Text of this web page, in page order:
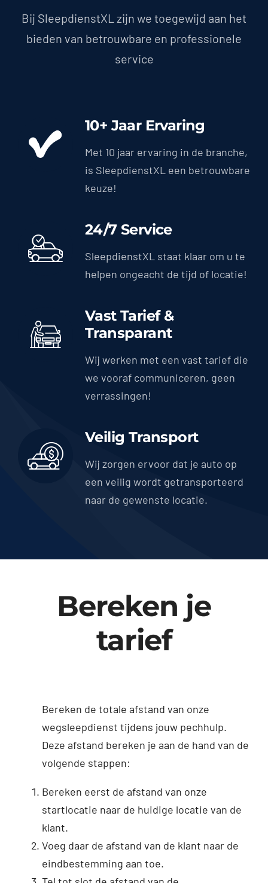
Bij SleepdienstXL zijn we toegewijd aan het
bieden van betrouwbare en professionele
service
10+ Jaar Ervaring
Met 10 jaar ervaring in de branche,
is SleepdienstXL een betrouwbare
keuze!
24/7 Service
SleepdienstXL staat klaar om u te
helpen ongeacht de tijd of locatie!
Vast Tarief &
Transparant
Wij werken met een vast tarief die
we vooraf communiceren, geen
verrassingen!
Veilig Transport
Wij zorgen ervoor dat je auto op
een veilig wordt getransporteerd
naar de gewenste locatie.
Bereken je
tarief
Bereken de totale afstand van onze
wegsleepdienst tijdens jouw pechhulp.
Deze afstand bereken je aan de hand van de
volgende stappen:
Bereken eerst de afstand van onze
startlocatie naar de huidige locatie van de
klant.
Voeg daar de afstand van de klant naar de
eindbestemming aan toe.